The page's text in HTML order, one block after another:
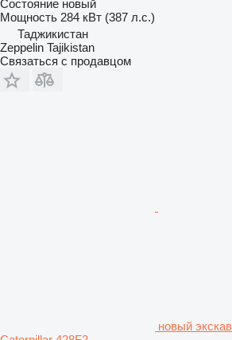
Состояние новый
Мощность 284 кВт (387 л.с.)
Таджикистан
Zeppelin Tajikistan
Связаться с продавцом
новый